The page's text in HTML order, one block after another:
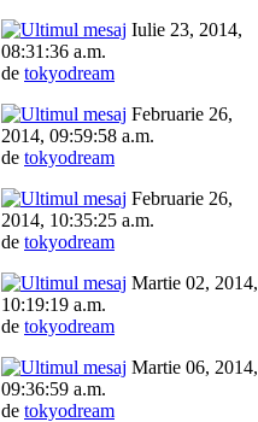
Iulie 23, 2014,
08:31:36 a.m.
de tokyodream
Februarie 26,
2014, 09:59:58 a.m.
de tokyodream
Februarie 26,
2014, 10:35:25 a.m.
de tokyodream
Martie 02, 2014,
10:19:19 a.m.
de tokyodream
Martie 06, 2014,
09:36:59 a.m.
de tokyodream